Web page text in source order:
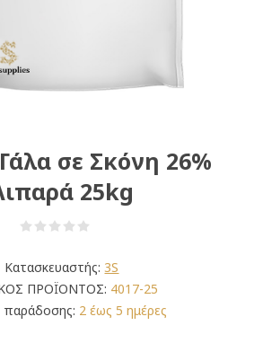
σε Σκόνη 26%
25kg
Κατασκευαστής: 3S
ΠΡΟΪΟΝΤΟΣ: 4017-25
παράδοσης: 2 έως 5 ημέρες